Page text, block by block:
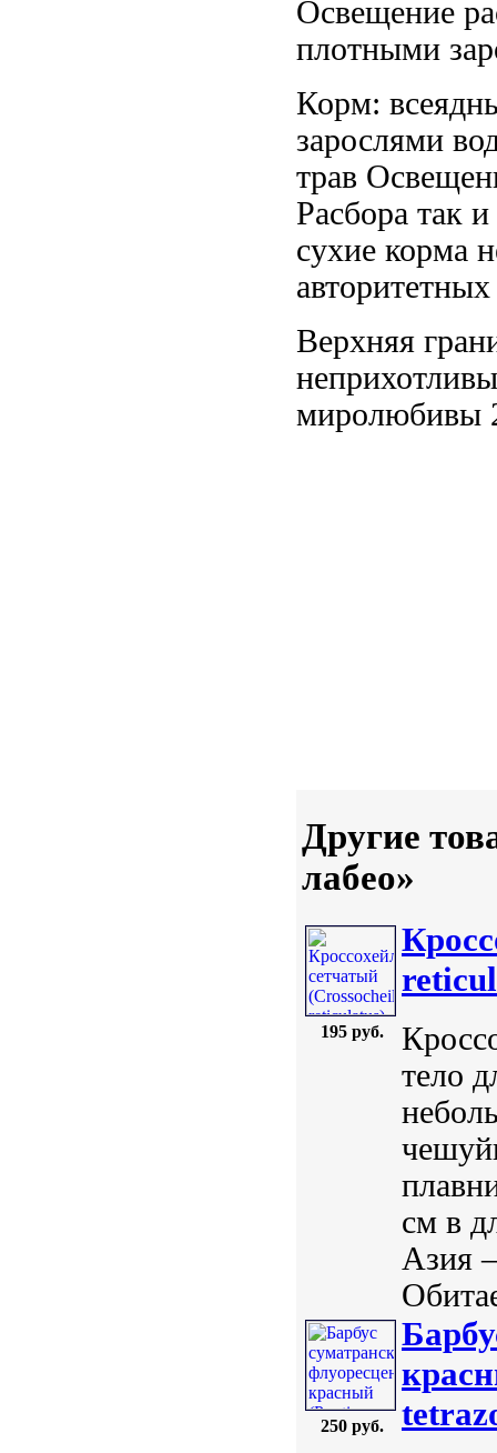
Освещение
плотными
Корм:
зарослями
трав
Расбора так и
сухие корма
Верхняя
неприхотливы
миролюбивы
Другие
лабео»
195 руб.
тело
см в
Азия
250 руб.